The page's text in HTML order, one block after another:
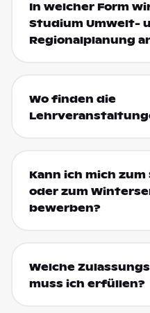
In welcher Form
Studium Umwelt-
Regionalplanung
Wo finden die
Kann ich mich zum
oder zum
bewerben?
Welche
muss ich erfüllen?